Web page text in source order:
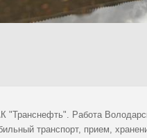
Работа
транспорт, прием,